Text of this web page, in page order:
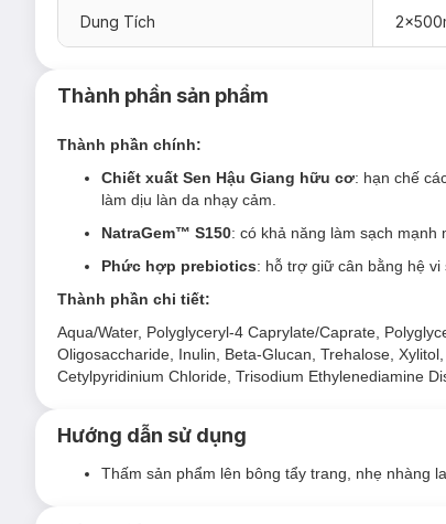
Nước Tẩy Trang Cocoon Hau Giang
Đối tượng sử dụng Nước Tẩy Trang
Da nhạy cảm
Da thường tới
da khô.
Da bị mẩn đỏ và ngứa do khô ráp hoặc do thời
Da tổn thương.
Da treatment hoặc vừa trải qua liệu trình thẩm
Phụ nữ mang thai.
Ưu thế nổi bật của Nước Tẩy Trang
Chiết xuất Sen Hậu Giang hữu cơ
Có thêm các loại đường như fructose và
NatraGem™ S150
Dung Tích
Thành phần sản phẩm
Thành phần chính:
Chiết xuất Sen Hậu Giang hữu cơ: hạn chế
làm dịu làn da nhạy cảm.
NatraGem™ S150: có khả năng làm sạch mạnh
Phức hợp prebiotics: hỗ trợ giữ cân bằng hệ vi
Thành phần chi tiết:
Aqua/Water, Polyglyceryl-4 Caprylate/Caprate,
Oligosaccharide, Inulin, Beta-Glucan, Trehalose,
Cetylpyridinium Chloride, Trisodium Ethylenediamine
Hướng dẫn sử dụng
Thấm sản phẩm lên bông tẩy trang, nhẹ nhàng